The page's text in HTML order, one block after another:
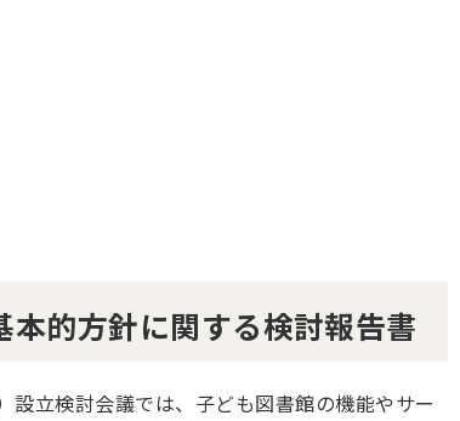
的方針に関する検討報告書
立検討会議では、子ども図書館の機能やサー